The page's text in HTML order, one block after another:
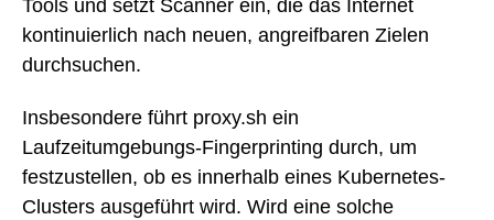
Tools und setzt Scanner ein, die das Internet
kontinuierlich nach neuen, angreifbaren Zielen
durchsuchen.
Insbesondere führt proxy.sh ein
Laufzeitumgebungs-Fingerprinting durch, um
festzustellen, ob es innerhalb eines Kubernetes-
Clusters ausgeführt wird. Wird eine solche